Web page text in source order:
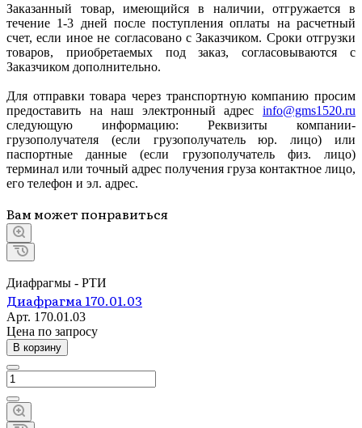
Заказанный товар, имеющийся в наличии, отгружается в
течение 1-3 дней после поступления оплаты на расчетный
счет, если иное не согласовано с Заказчиком. Сроки отгрузки
товаров, приобретаемых под заказ, согласовываются с
Заказчиком дополнительно.
Для отправки товара через транспортную компанию просим
предоставить на наш электронный адрес info@gms1520.ru
следующую информацию: Реквизиты компании-
грузополучателя (если грузополучатель юр. лицо) или
паспортные данные (если грузополучатель физ. лицо)
терминал или точный адрес получения груза контактное лицо,
его телефон и эл. адрес.
Вам может понравиться
Диафрагмы - РТИ
Диафрагма 170.01.03
Арт. 170.01.03
Цена по запросу
В корзину